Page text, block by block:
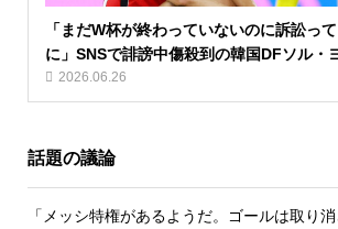
「まだW杯が終わっていないのに訴訟っ
に」SNSで誹謗中傷殺到の韓国DFソル・
2026.06.26
話題の議論
「メッシ特権があるようだ。ゴールは取り